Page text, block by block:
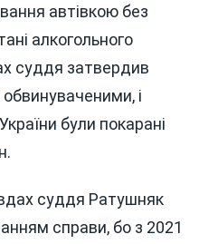
автівкою без
алкогольного
суддя затвердив
і
були покарані
суддя Ратушняк
справи, бо з 2021